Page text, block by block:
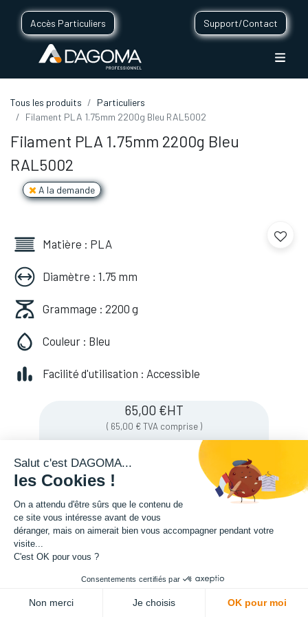
Accès Particuliers Support/Contact
Tous les produits
Particuliers
Filament PLA 1.75mm 2200g Bleu RAL5002
Filament PLA 1.75mm 2200g Bleu
RAL5002
A la demande
Matière : PLA
Diamètre : 1.75 mm
Grammage : 2200 g
Couleur : Bleu
Facilité d'utilisation : Accessible
65,00 €HT
( 65,00 € TVA comprise )
Soyez averti lorsque le produit est de
nouveau en stock
Salut c'est DAGOMA...
les Cookies !
On a attendu d'être sûrs que le contenu de
ce site vous intéresse avant de vous
déranger, mais on aimerait bien vous accompagner pendant votre
visite...
C'est OK pour vous ?
Consentements certifiés par
Non merci Je choisis OK pour moi